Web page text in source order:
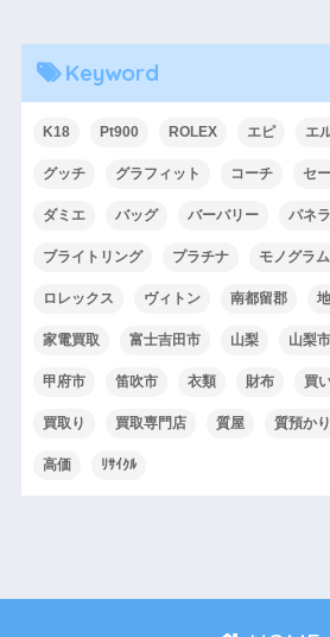
Keyword
K18 Pt900 ROLEX エピ エ
グッチ グラフィット コーチ セ
ダミエ バッグ バーバリー パネ
ブライトリング プラチナ モノグラム
ロレックス ヴィトン 南都留郡
家電買取 富士吉田市 山梨 山梨市
甲府市 笛吹市 衣類 財布 買
買取り 買取専門店 質屋 質預かり
高価 ﾘｻｲｸﾙ